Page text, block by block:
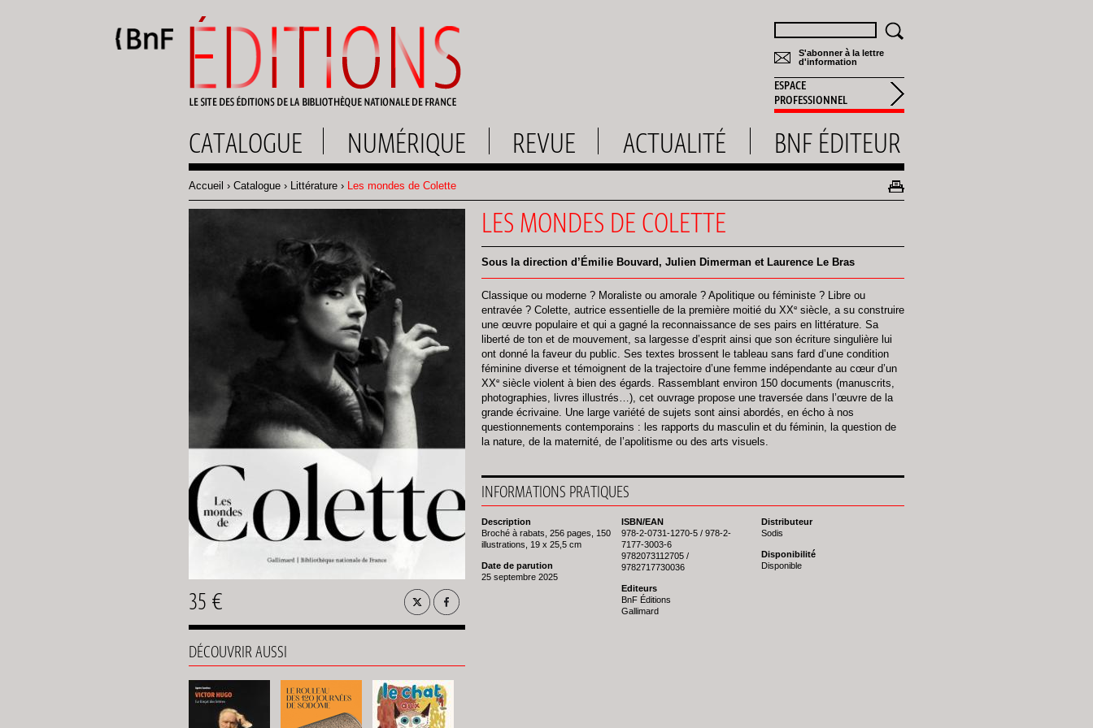
S'abonner à la lettre
d'information
ESPACE
PROFESSIONNEL
CATALOGUE NUMÉRIQUE REVUE ACTUALITÉ BNF ÉDITEUR
Fil
d'Ariane
Accueil Catalogue Littérature Les mondes de Colette
35 €
DÉCOUVRIR AUSSI
LES MONDES DE COLETTE
Sous la direction d’Émilie Bouvard, Julien Dimerman et Laurence Le Bras
Classique ou moderne ? Moraliste ou amorale ? Apolitique ou féministe ? Libre ou
entravée ? Colette, autrice essentielle de la première moitié du XXe siècle, a su construire
une œuvre populaire et qui a gagné la reconnaissance de ses pairs en littérature. Sa
liberté de ton et de mouvement, sa largesse d’esprit ainsi que son écriture singulière lui
ont donné la faveur du public. Ses textes brossent le tableau sans fard d’une condition
féminine diverse et témoignent de la trajectoire d’une femme indépendante au cœur d’un
XXe siècle violent à bien des égards. Rassemblant environ 150 documents (manuscrits,
photographies, livres illustrés…), cet ouvrage propose une traversée dans l’œuvre de la
grande écrivaine. Une large variété de sujets sont ainsi abordés, en écho à nos
questionnements contemporains : les rapports du masculin et du féminin, la question de
la nature, de la maternité, de l’apolitisme ou des arts visuels.
INFORMATIONS PRATIQUES
Description
Broché à rabats, 256 pages, 150
illustrations, 19 x 25,5 cm
Date de parution
25 septembre 2025
ISBN/EAN
978-2-0731-1270-5 / 978-2-
7177-3003-6
9782073112705 /
9782717730036
Editeurs
BnF Éditions
Gallimard
Distributeur
Sodis
Disponibilité
Disponible